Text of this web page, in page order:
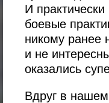
И
боевые
никому ранее
и не
оказались
Вдруг в